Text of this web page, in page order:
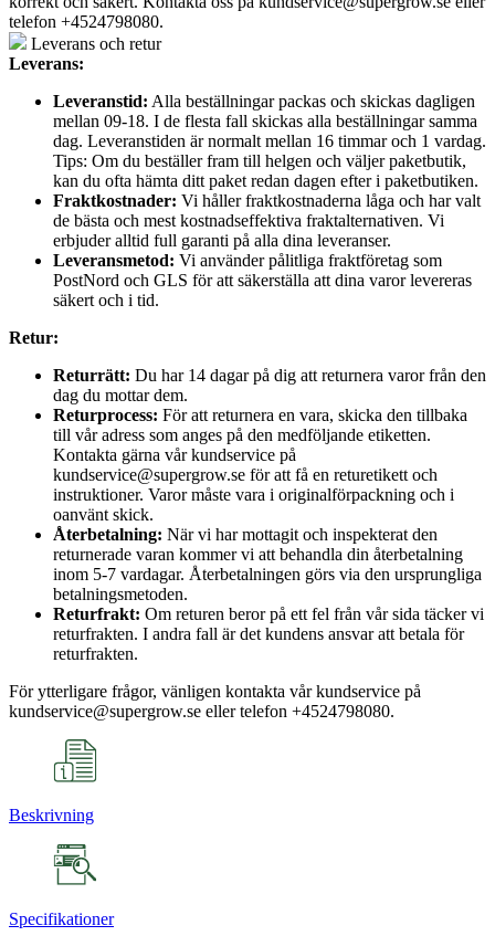
telefon +4524798080.
Leverans och retur
Leverans:
Leveranstid: Alla beställningar packas och skickas dagligen
mellan 09-18. I de flesta fall skickas alla beställningar samma
dag. Leveranstiden är normalt mellan 16 timmar och 1 vardag.
Tips: Om du beställer fram till helgen och väljer paketbutik,
kan du ofta hämta ditt paket redan dagen efter i paketbutiken.
Fraktkostnader: Vi håller fraktkostnaderna låga och har valt
de bästa och mest kostnadseffektiva fraktalternativen. Vi
erbjuder alltid full garanti på alla dina leveranser.
Leveransmetod: Vi använder pålitliga fraktföretag som
PostNord och GLS för att säkerställa att dina varor levereras
säkert och i tid.
Retur:
Returrätt: Du har 14 dagar på dig att returnera varor från den
dag du mottar dem.
Returprocess: För att returnera en vara, skicka den tillbaka
till vår adress som anges på den medföljande etiketten.
Kontakta gärna vår kundservice på
kundservice@supergrow.se för att få en returetikett och
instruktioner. Varor måste vara i originalförpackning och i
oanvänt skick.
Återbetalning: När vi har mottagit och inspekterat den
returnerade varan kommer vi att behandla din återbetalning
inom 5-7 vardagar. Återbetalningen görs via den ursprungliga
betalningsmetoden.
Returfrakt: Om returen beror på ett fel från vår sida täcker vi
returfrakten. I andra fall är det kundens ansvar att betala för
returfrakten.
För ytterligare frågor, vänligen kontakta vår kundservice på
kundservice@supergrow.se eller telefon +4524798080.
Beskrivning
Specifikationer